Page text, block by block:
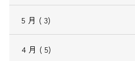
5 月 ( 3)
4 月 ( 5)